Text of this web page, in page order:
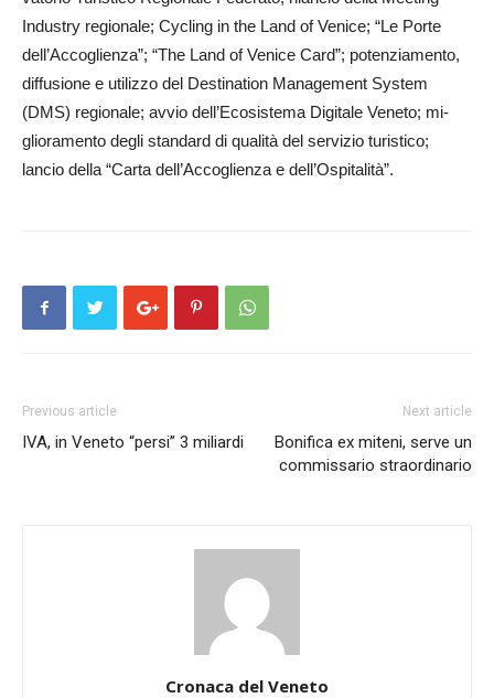
Industry regionale; Cycling in the Land of Venice; “Le Porte
dell’Ac­coglienza”; “The Land of Venice Card”; potenziamento,
diffusione e utilizzo del Destination Ma­nagement System
(DMS) re­gio­nale; avvio dell’Eco­sistema Digitale Veneto; mi­
glioramento degli standard di qualità del servizio turistico;
lancio della “Carta dell’Ac­coglienza e dell’Ospitalità”.
Previous article
IVA, in Veneto “persi” 3 miliardi
Next article
Bonifica ex miteni, serve un
commissario straordinario
Cronaca del Veneto